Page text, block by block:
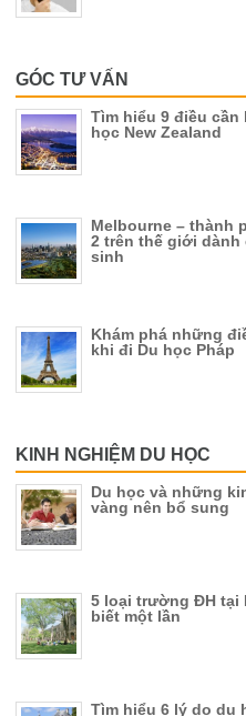
GÓC TƯ VẤN
Tìm hiểu 9 điều cần
học New Zealand
Melbourne – thành
2 trên thế giới dành
sinh
Khám phá những
khi đi Du học Pháp
KINH NGHIỆM DU HỌC
Du học và những
vàng nên bổ sung
5 loại trường ĐH tại
biết một lần
Tìm hiểu 6 lý do du